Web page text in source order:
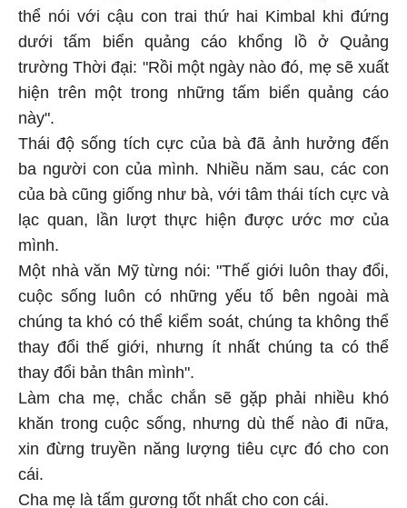
thể nói với cậu con trai thứ hai Kimbal khi đứng
dưới tấm biển quảng cáo khổng lồ ở Quảng
trường Thời đại: "Rồi một ngày nào đó, mẹ sẽ xuất
hiện trên một trong những tấm biển quảng cáo
này".
Thái độ sống tích cực của bà đã ảnh hưởng đến
ba người con của mình. Nhiều năm sau, các con
của bà cũng giống như bà, với tâm thái tích cực và
lạc quan, lần lượt thực hiện được ước mơ của
mình.
Một nhà văn Mỹ từng nói: "Thế giới luôn thay đổi,
cuộc sống luôn có những yếu tố bên ngoài mà
chúng ta khó có thể kiểm soát, chúng ta không thể
thay đổi thế giới, nhưng ít nhất chúng ta có thể
thay đổi bản thân mình".
Làm cha mẹ, chắc chắn sẽ gặp phải nhiều khó
khăn trong cuộc sống, nhưng dù thế nào đi nữa,
xin đừng truyền năng lượng tiêu cực đó cho con
cái.
Cha mẹ là tấm gương tốt nhất cho con cái.